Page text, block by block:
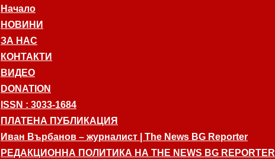
Начало
НОВИНИ
ЗА НАС
КОНТАКТИ
ВИДЕО
DONATION
ISSN : 3033-1684
ПЛАТЕНА ПУБЛИКАЦИЯ
Иван Върбанов – журналист | The News BG Reporter
РЕДАКЦИОННА ПОЛИТИКА НА THE NEWS BG REPORTER